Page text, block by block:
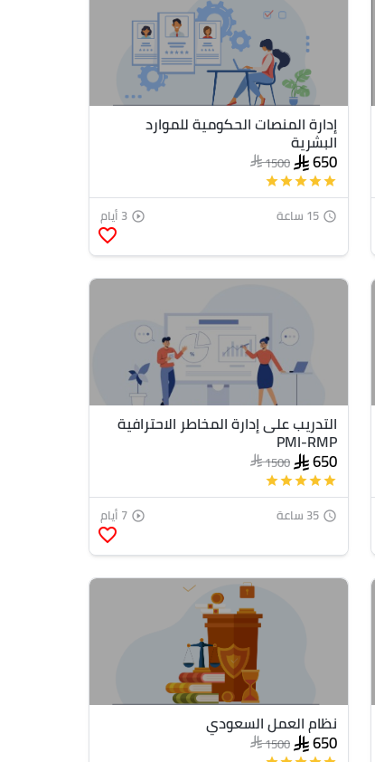
إدارة المنصات الحكومية للموارد
البشرية
650
1500
star
star
star
star
star
access_time 15 ساعة play_circle_outline 3 أيام
favorite_border
التدريب على إدارة المخاطر الاحترافية
PMI-RMP
650
1500
star
star
star
star
star
access_time 35 ساعة play_circle_outline 7 أيام
favorite_border
نظام العمل السعودي
650
1500